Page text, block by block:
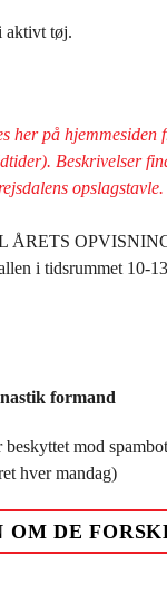
aktivt tøj.
her på
Beskrivelser
opslagstavle.
ÅRETS
i tidsrummet 10-
formand
mod
hver mandag)
OM DE